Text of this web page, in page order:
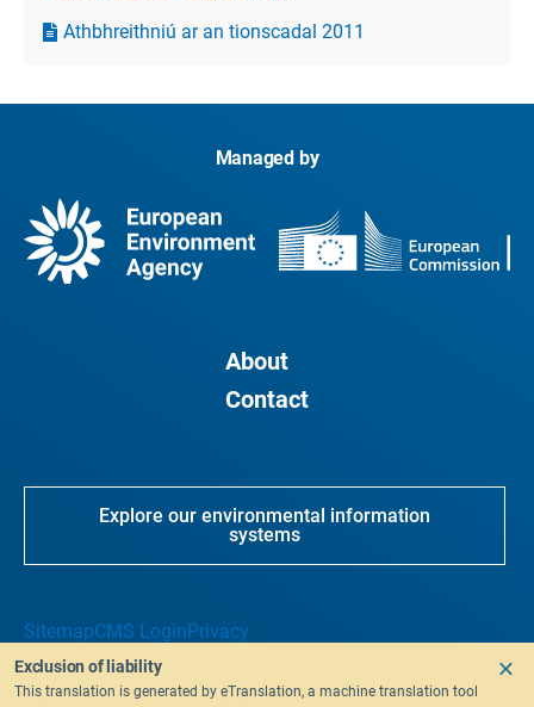
Athbhreithniú ar an tionscadal 2011
Managed by
About
Contact
Explore our environmental information
systems
SitemapCMS LoginPrivacy
Exclusion of liability
This translation is generated by eTranslation, a machine translation tool